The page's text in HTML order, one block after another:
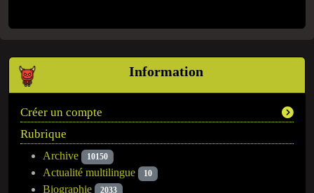
Information
Créer un compte
Rubrique
Archive 10150
Actualité multilingue 10
Biographie 2033